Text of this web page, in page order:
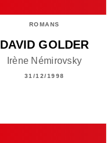
ROMANS
DAVID GOLDER
Irène Némirovsky
31/12/1998